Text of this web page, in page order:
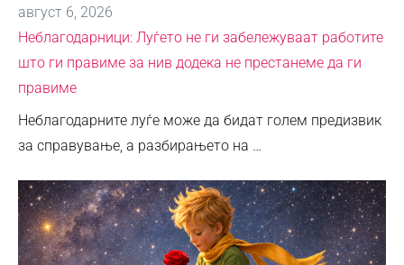
август 6, 2026
Неблагодарници: Луѓето не ги забележуваат работите
што ги правиме за нив додека не престанеме да ги
правиме
Неблагодарните луѓе може да бидат голем предизвик
за справување, а разбирањето на …